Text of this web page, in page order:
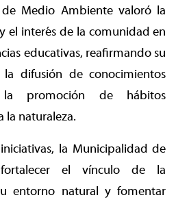
Medio Ambiente valoró la
el interés de la comunidad en
educativas, reafirmando su
difusión de conocimientos
promoción de hábitos
la naturaleza.
la Municipalidad de
el vínculo de la
entorno natural y fomentar